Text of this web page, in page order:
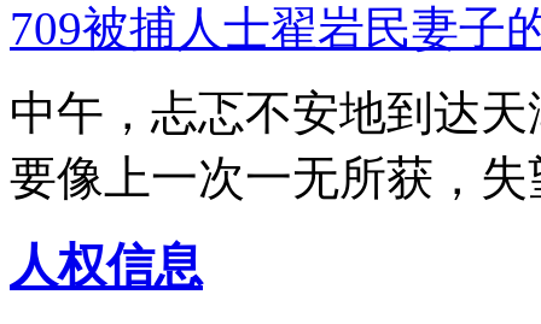
709被捕人士翟岩民妻子
中午，忐忑不安地到达
要像上一次一无所获，
人权信息